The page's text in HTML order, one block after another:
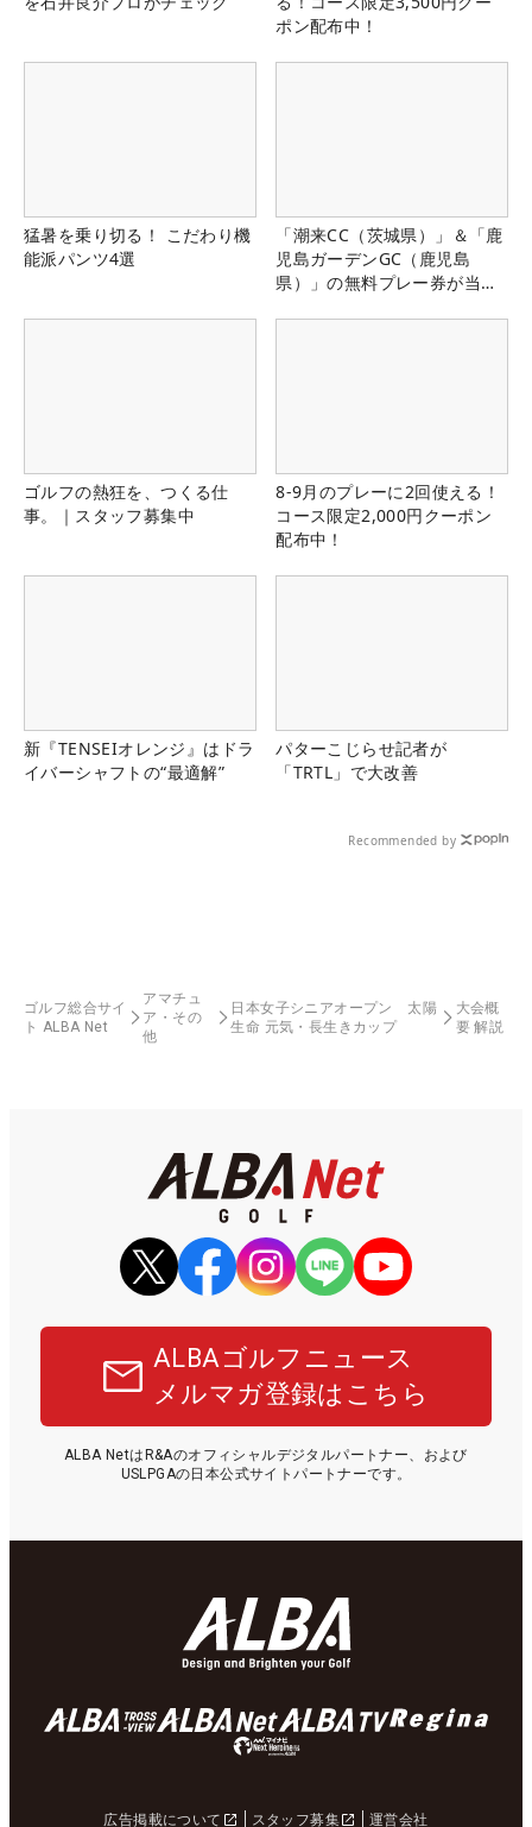
ポン配布中！
猛暑を乗り切る！ こだわり機
能派パンツ4選
「潮来CC（茨城県）」＆「鹿
児島ガーデンGC（鹿児島
県）」の無料プレー券が当た
ゴルフの熱狂を、つくる仕
事。｜スタッフ募集中
8-9月のプレーに2回使える！
コース限定2,000円クーポン
配布中！
新『TENSEIオレンジ』はドラ
イバーシャフトの“最適解”
パターこじらせ記者が
「TRTL」で大改善
Recommended by
ゴルフ総合サイ
ト ALBA Net
アマチュ
ア・その
他
日本女子シニアオープン 太陽
生命 元気・長生きカップ
大会概
要 解説
ALBAゴルフニュース
メルマガ登録はこちら
ALBA NetはR&Aのオフィシャルデジタルパートナー、および
USLPGAの日本公式サイトパートナーです。
広告掲載について スタッフ募集 運営会社